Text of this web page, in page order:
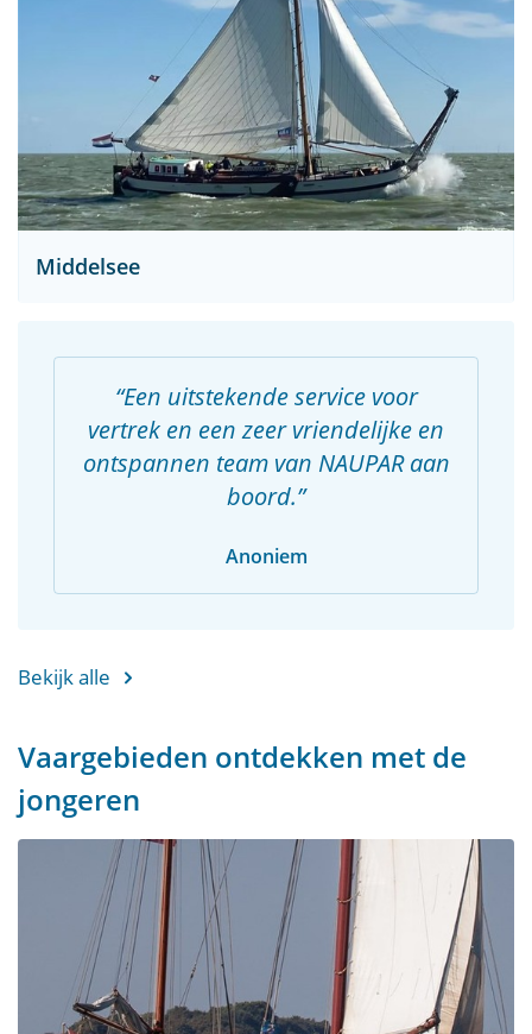
Middelsee
Een uitstekende service voor
vertrek en een zeer vriendelijke en
ontspannen team van NAUPAR aan
boord.
Anoniem
Bekijk alle
Vaargebieden ontdekken met de
jongeren